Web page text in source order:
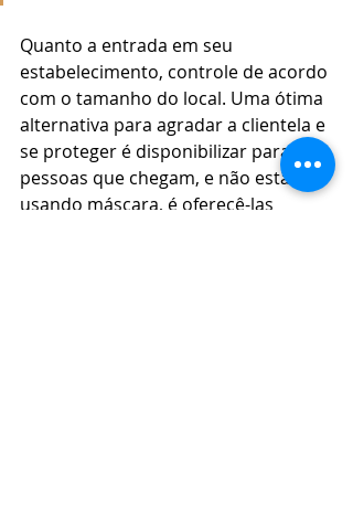
Quanto a entrada em seu
estabelecimento, controle de acordo
com o tamanho do local. Uma ótima
alternativa para agradar a clientela e
se proteger é disponibilizar para as
pessoas que chegam, e não estão
usando máscara, é oferecê-las